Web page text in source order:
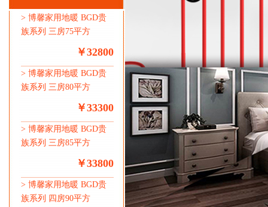
> 博馨家用地暖 BGD贵
族系列 三房75平方
￥32800
> 博馨家用地暖 BGD贵
族系列 三房80平方
￥33300
> 博馨家用地暖 BGD贵
族系列 三房85平方
￥33800
> 博馨家用地暖 BGD贵
族系列 四房90平方